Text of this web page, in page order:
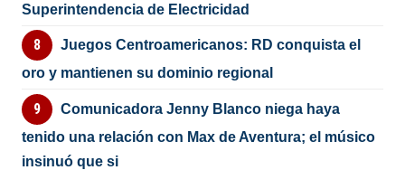
Superintendencia de Electricidad
Juegos Centroamericanos: RD conquista el
oro y mantienen su dominio regional
Comunicadora Jenny Blanco niega haya
tenido una relación con Max de Aventura; el músico
insinuó que si